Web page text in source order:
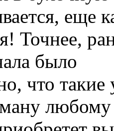
еще
Точнее,
было
что такие